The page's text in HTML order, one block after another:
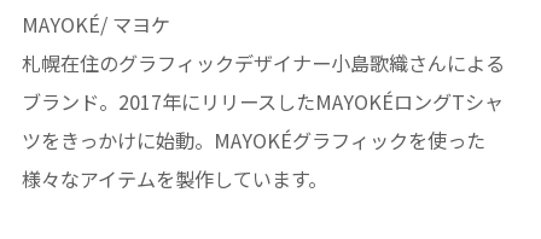
MAYOKÉ/ マヨケ
札幌在住のグラフィックデザイナー小島歌織さんによる
ブランド。2017年にリリースしたMAYOKÉロングTシャ
ツをきっかけに始動。MAYOKÉグラフィックを使った
様々なアイテムを製作しています。